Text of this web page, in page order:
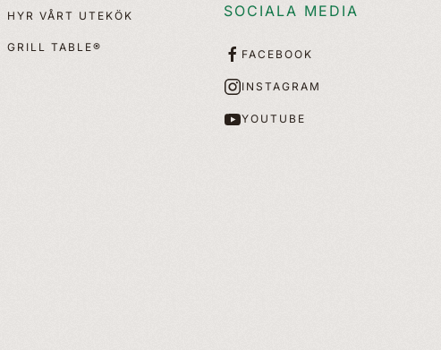
HYR VÅRT UTEKÖK
GRILL TABLE®
SOCIALA MEDIA
FACEBOOK
INSTAGRAM
YOUTUBE